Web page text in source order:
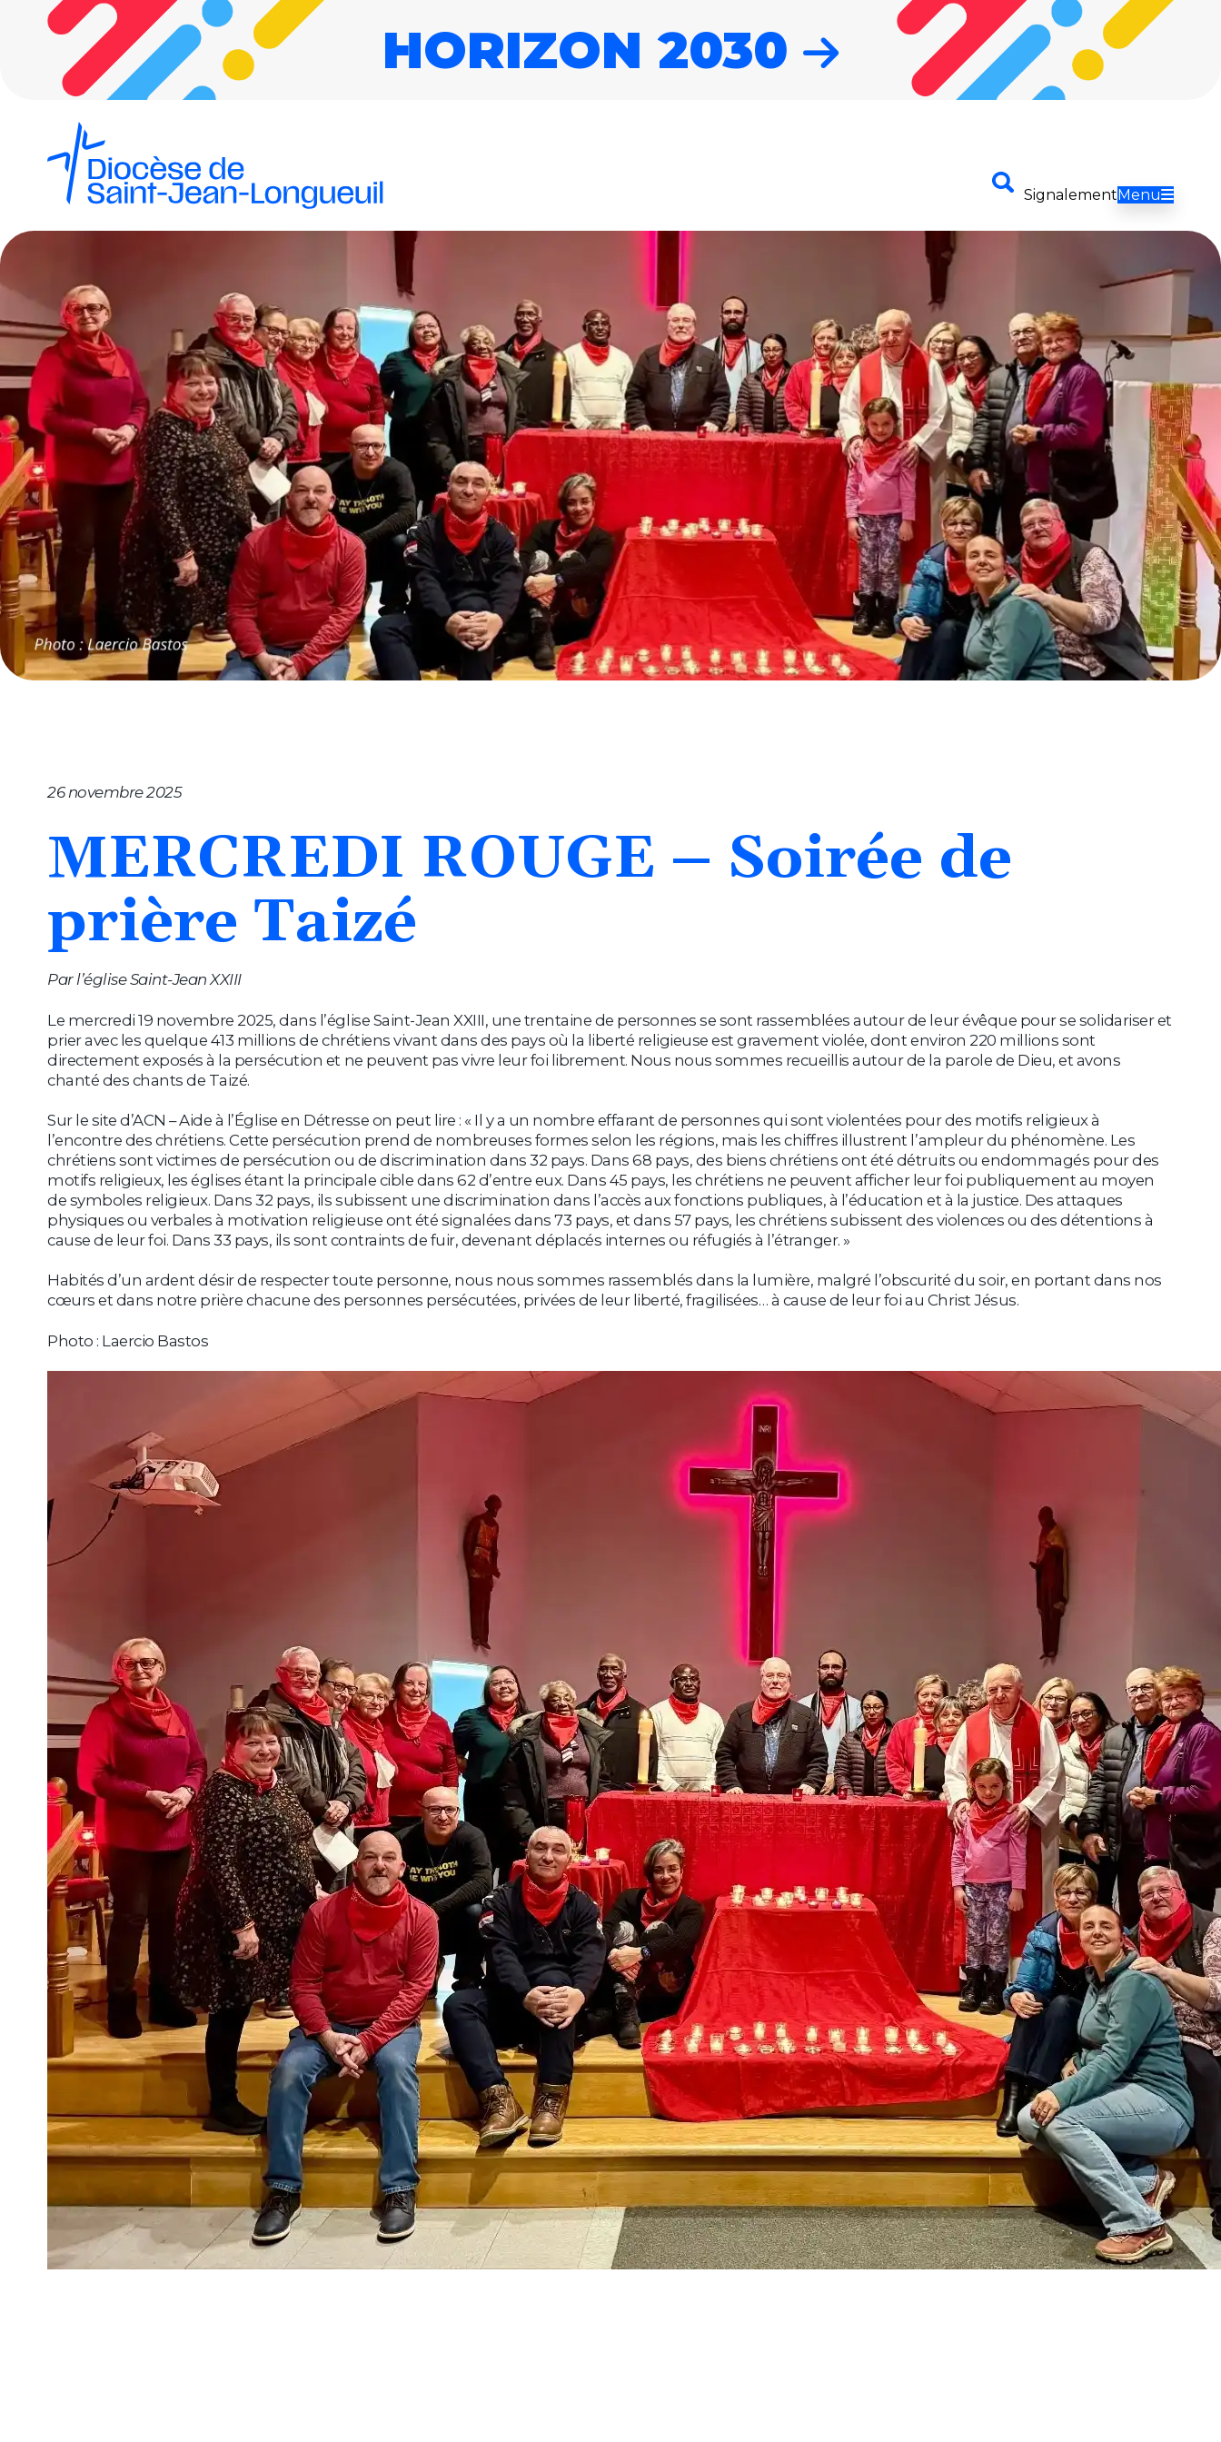
HORIZON 2030
SignalementMenu
Horizon 2030
Notre diocèse
Nouvelles
Cheminer
Célébrer
Signalement
Trouver ma paroisse
Nous contacter
Faire un don
English
26 novembre 2025
MERCREDI ROUGE – Soirée de
prière Taizé
Par l’église Saint-Jean XXIII
Le mercredi 19 novembre 2025, dans l’église Saint-Jean XXIII, une trentaine de personnes se sont rassemblées autour de leur évêque pour se solidariser et
prier avec les quelque 413 millions de chrétiens vivant dans des pays où la liberté religieuse est gravement violée, dont environ 220 millions sont
directement exposés à la persécution et ne peuvent pas vivre leur foi librement. Nous nous sommes recueillis autour de la parole de Dieu, et avons
chanté des chants de Taizé.
Sur le site d’ACN – Aide à l’Église en Détresse on peut lire : « Il y a un nombre effarant de personnes qui sont violentées pour des motifs religieux à
l’encontre des chrétiens. Cette persécution prend de nombreuses formes selon les régions, mais les chiffres illustrent l’ampleur du phénomène. Les
chrétiens sont victimes de persécution ou de discrimination dans 32 pays. Dans 68 pays, des biens chrétiens ont été détruits ou endommagés pour des
motifs religieux, les églises étant la principale cible dans 62 d’entre eux. Dans 45 pays, les chrétiens ne peuvent afficher leur foi publiquement au moyen
de symboles religieux. Dans 32 pays, ils subissent une discrimination dans l’accès aux fonctions publiques, à l’éducation et à la justice. Des attaques
physiques ou verbales à motivation religieuse ont été signalées dans 73 pays, et dans 57 pays, les chrétiens subissent des violences ou des détentions à
cause de leur foi. Dans 33 pays, ils sont contraints de fuir, devenant déplacés internes ou réfugiés à l’étranger. »
Habités d’un ardent désir de respecter toute personne, nous nous sommes rassemblés dans la lumière, malgré l’obscurité du soir, en portant dans nos
cœurs et dans notre prière chacune des personnes persécutées, privées de leur liberté, fragilisées… à cause de leur foi au Christ Jésus.
Photo : Laercio Bastos